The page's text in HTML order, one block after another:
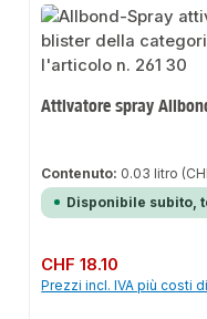
Attivatore spray
Contenuto: 0.03 litro
Disponibile subito,
Prezzo normale:
CHF 18.10
Prezzi incl. IVA più costi